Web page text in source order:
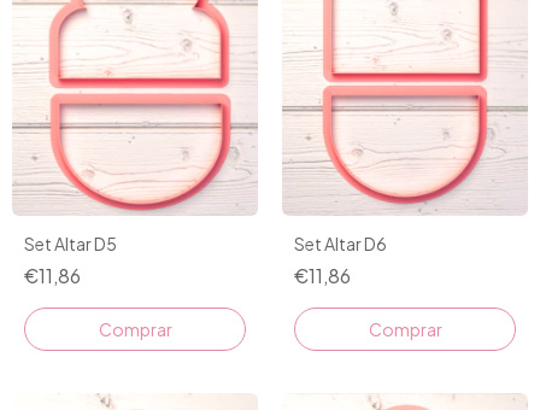
Set Altar D5
€11,86
Comprar
Set Altar D6
€11,86
Comprar